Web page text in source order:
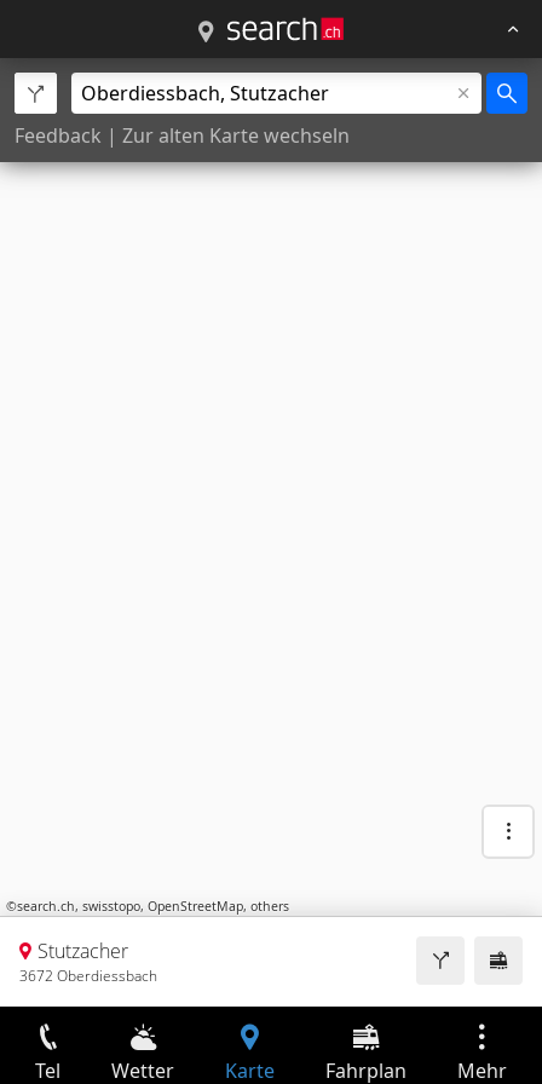
Feedback | Zur alten Karte wechseln
©search.ch, swisstopo, OpenStreetMap, others
Stutzacher
3672 Oberdiessbach
Tel Wetter Karte Fahrplan Mehr